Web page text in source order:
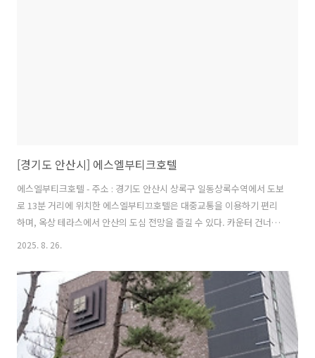
[경기도 안산시] 에스엘부티크호텔
에스엘부티크호텔 - 주소 : 경기도 안산시 상록구 일동상록수역에서 도보
로 13분 거리에 위치한 에스엘부티끄호텔은 대중교통을 이용하기 편리
하며, 옥상 테라스에서 안산의 도심 전망을 즐길 수 있다. 카운터 건너편
에는 식혜와 각종 음료가 준비되어 있어 원하는 만큼 가져갈 수 있다. 층
달 음식을 시켜 먹기 편리하다. 객실 내부에는 각종 위생 도구와 치약, 칫
솔, 머리끈, 일회용 샴푸, 린스 등이 비치되어 있고, 필요에 따라 유럽식
아침 식사를 신청하면 이용할 수 있다. 객실에서 TV로 넷플릭스를 이용
할 수 있고 커플 PC가 설치되어 있는 룸, 욕조나 야외스파가 가능한 룸,
노래방 기계가 있는 파티룸 등 다양한 형태의 객실이 있다. 바비큐 테라..
2025. 8. 26.